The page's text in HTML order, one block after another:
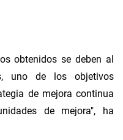
obtenidos se deben al
uno de los objetivos
de mejora continua
de mejora", ha